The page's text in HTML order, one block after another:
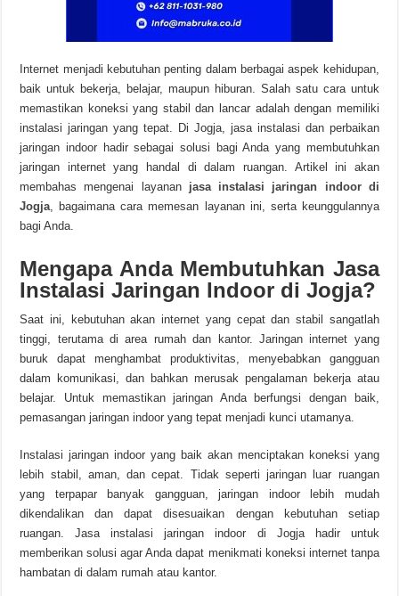
Internet menjadi kebutuhan penting dalam berbagai aspek kehidupan,
baik untuk bekerja, belajar, maupun hiburan. Salah satu cara untuk
memastikan koneksi yang stabil dan lancar adalah dengan memiliki
instalasi jaringan yang tepat. Di Jogja, jasa instalasi dan perbaikan
jaringan indoor hadir sebagai solusi bagi Anda yang membutuhkan
jaringan internet yang handal di dalam ruangan. Artikel ini akan
membahas mengenai layanan
jasa instalasi jaringan indoor di
Jogja, bagaimana cara memesan layanan ini, serta keunggulannya
bagi Anda.
Mengapa Anda Membutuhkan Jasa
Instalasi Jaringan Indoor di Jogja?
Saat ini, kebutuhan akan internet yang cepat dan stabil sangatlah
tinggi, terutama di area rumah dan kantor. Jaringan internet yang
buruk dapat menghambat produktivitas, menyebabkan gangguan
dalam komunikasi, dan bahkan merusak pengalaman bekerja atau
belajar. Untuk memastikan jaringan Anda berfungsi dengan baik,
pemasangan jaringan indoor yang tepat menjadi kunci utamanya.
Instalasi jaringan indoor yang baik akan menciptakan koneksi yang
lebih stabil, aman, dan cepat. Tidak seperti jaringan luar ruangan
yang terpapar banyak gangguan, jaringan indoor lebih mudah
dikendalikan dan dapat disesuaikan dengan kebutuhan setiap
ruangan. Jasa instalasi jaringan indoor di Jogja hadir untuk
memberikan solusi agar Anda dapat menikmati koneksi internet tanpa
hambatan di dalam rumah atau kantor.